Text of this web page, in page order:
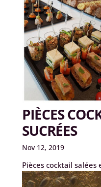
PIÈCES
SUCRÉES
Nov 12, 2019
Pièces cocktail salées